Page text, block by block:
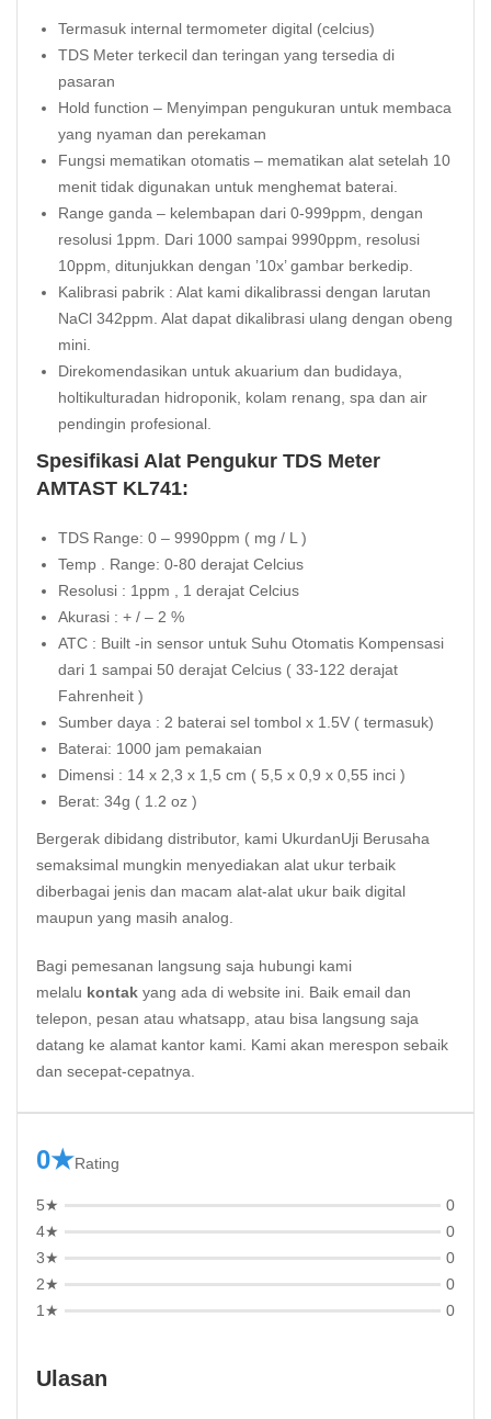
Termasuk internal termometer digital (celcius)
TDS Meter terkecil dan teringan yang tersedia di
pasaran
Hold function – Menyimpan pengukuran untuk membaca
yang nyaman dan perekaman
Fungsi mematikan otomatis – mematikan alat setelah 10
menit tidak digunakan untuk menghemat baterai.
Range ganda – kelembapan dari 0-999ppm, dengan
resolusi 1ppm. Dari 1000 sampai 9990ppm, resolusi
10ppm, ditunjukkan dengan ’10x’ gambar berkedip.
Kalibrasi pabrik : Alat kami dikalibrassi dengan larutan
NaCl 342ppm. Alat dapat dikalibrasi ulang dengan obeng
mini.
Direkomendasikan untuk akuarium dan budidaya,
holtikulturadan hidroponik, kolam renang, spa dan air
pendingin profesional.
Spesifikasi Alat Pengukur TDS Meter
AMTAST KL741:
TDS Range: 0 – 9990ppm ( mg / L )
Temp . Range: 0-80 derajat Celcius
Resolusi : 1ppm , 1 derajat Celcius
Akurasi : + / – 2 %
ATC : Built -in sensor untuk Suhu Otomatis Kompensasi
dari 1 sampai 50 derajat Celcius ( 33-122 derajat
Fahrenheit )
Sumber daya : 2 baterai sel tombol x 1.5V ( termasuk)
Baterai: 1000 jam pemakaian
Dimensi : 14 x 2,3 x 1,5 cm ( 5,5 x 0,9 x 0,55 inci )
Berat: 34g ( 1.2 oz )
Bergerak dibidang distributor, kami UkurdanUji Berusaha
semaksimal mungkin menyediakan alat ukur terbaik
diberbagai jenis dan macam alat-alat ukur baik digital
maupun yang masih analog.
Bagi pemesanan langsung saja hubungi kami
melalu kontak yang ada di website ini. Baik email dan
telepon, pesan atau whatsapp, atau bisa langsung saja
datang ke alamat kantor kami. Kami akan merespon sebaik
dan secepat-cepatnya.
0★Rating
5★
0
4★
0
3★
0
2★
0
1★
0
Ulasan